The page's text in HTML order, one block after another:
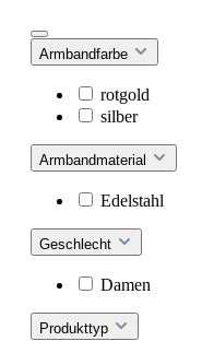
Armbandfarbe
rotgold
silber
Armbandmaterial
Edelstahl
Geschlecht
Damen
Produkttyp